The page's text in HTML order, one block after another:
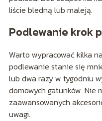
liście bledną lub maleją.
Podlewanie krok
Warto wypracować kilka
podlewanie stanie się
lub dwa razy w tygodniu
domowych gatunków. Nie
zaawansowanych
uwagi.